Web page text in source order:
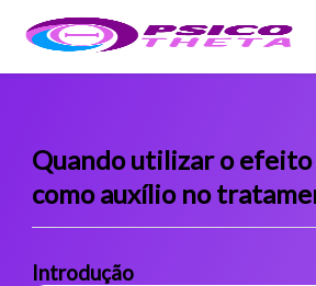
Blog
Glossário
Quando utilizar o efeito
como auxílio no
Introdução